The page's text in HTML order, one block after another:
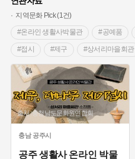
지역문화 Pick (1건)
#온라인 생활사박물관
#공예품
#접시 #제구 #상서리마을회관
출처 :충청남도문화원연합회
충남 공주시
공주 생활사 온라인 박물